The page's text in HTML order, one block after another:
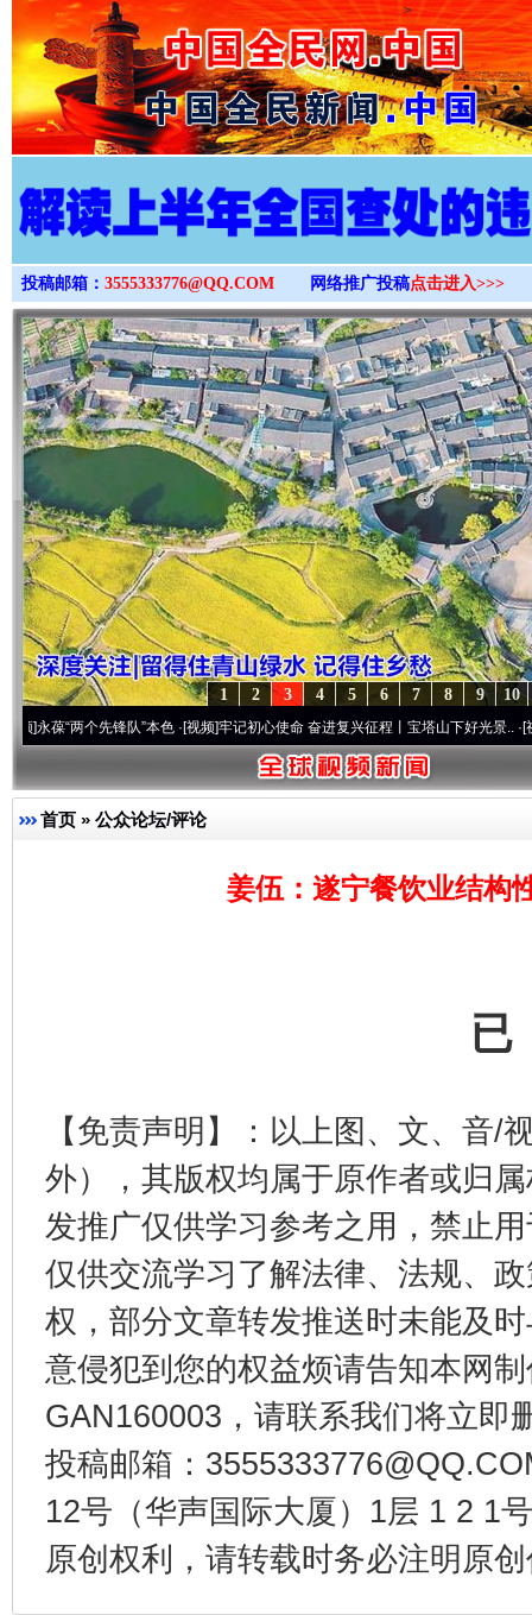
>
投稿邮箱： 3555333776@QQ.COM 网络推广投稿点击进入>>>
10
9
8
7
6
5
4
3
2
1
两个先锋队”本色·[视频]牢记初心使命 奋进复兴征程丨宝塔山下好光景..·[视频]因党
首页 » 公众论坛/评论
姜伍：遂宁餐饮业结构
【免责声明】：以上图、文、音/
外），其版权均属于原作者或归
发推广仅供学习参考之用，禁止
仅供交流学习了解法律、法规、
权，部分文章转发推送时未能及
意侵犯到您的权益烦请告知本网
GAN160003，请联系我们将立即
投稿邮箱：
12号（华声国际大厦）1层 1 2 1
原创权利，请转载时务必注明原
一纸欠
东山县通报“牛蛙产品抗生素超标问题” 法